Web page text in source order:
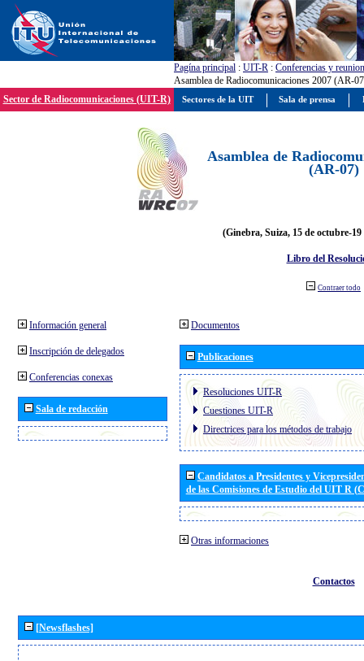
Pagína principal : UIT-R : Conferencias y
Asamblea de Radiocomunicaciones 2007 (AR-
Sector de Radiocomunicaciones (UIT-R)
Asamblea de
(AR-07)
(Ginebra, Suiza, 15 de octubre-19
Libro del
Contraer todo
Información general
Inscripción de delegados
Conferencias conexas
Sala de redacción
Documentos
Publicaciones
Resoluciones UIT-R
Cuestiones UIT-R
Directrices para los métodos de trabajo
Candidatos a Presidentes y
de las Comisiones de Estudio del UIT R
Otras informaciones
Contactos
[Newsflashes]
Sectores de la UIT Sala de prensa